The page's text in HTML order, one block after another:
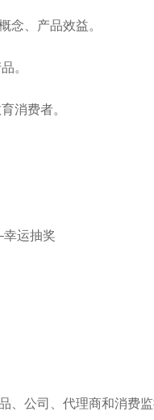
念、产品效益。
。
消费者。
运抽奖
、公司、代理商和消费